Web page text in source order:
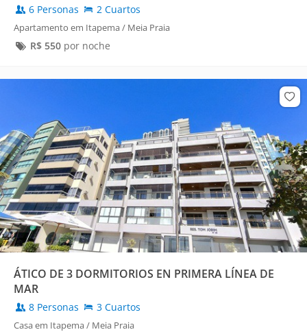
6 Personas 2 Cuartos
Apartamento em Itapema / Meia Praia
R$ 550por noche
ÁTICO DE 3 DORMITORIOS EN PRIMERA LÍNEA DE
MAR
8 Personas 3 Cuartos
Casa em Itapema / Meia Praia